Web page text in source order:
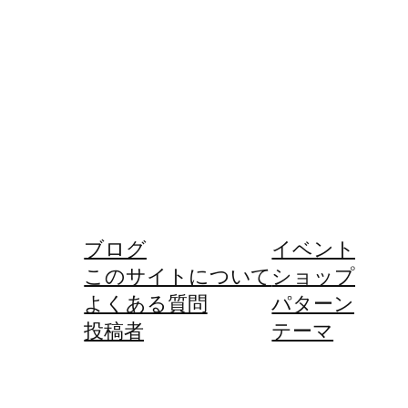
ブログ
このサイトについて
よくある質問
投稿者
イベント
ショップ
パターン
テーマ